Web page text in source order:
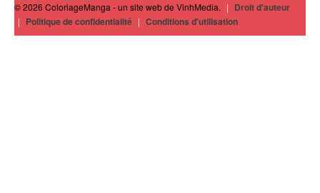
© 2026 ColoriageManga - un site web de VinhMedia. | Droit d'auteur
| Politique de confidentialité | Conditions d'utilisation